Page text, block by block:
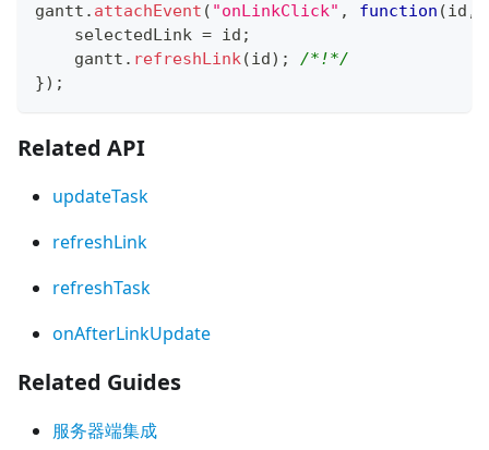
gantt . attachEvent ( "onLinkClick" , function (id ,
    selectedLink
= id ;
    gantt
. refreshLink(id) ;
/*!*/
}) ;
Related API
updateTask
refreshLink
refreshTask
onAfterLinkUpdate
Related Guides
服务器端集成